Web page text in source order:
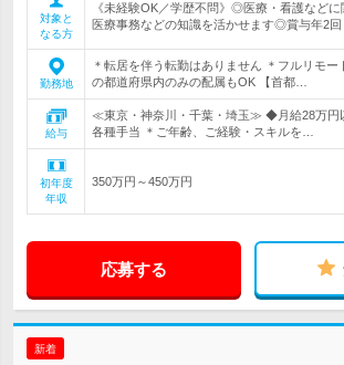
対象と
なる方
《未経験OK／学歴不問》◎医療・看護などに
医療事務などの知識を活かせます◎賞与年2
勤務地
＊転居を伴う転勤はありません ＊フルリモー
の都道府県内のみの配属もOK 【首都…
給与
≪東京・神奈川・千葉・埼玉≫ ◆月給28万円
各種手当 ＊ご年齢、ご経験・スキルを…
初年度
年収
350万円～450万円
応募する
新着